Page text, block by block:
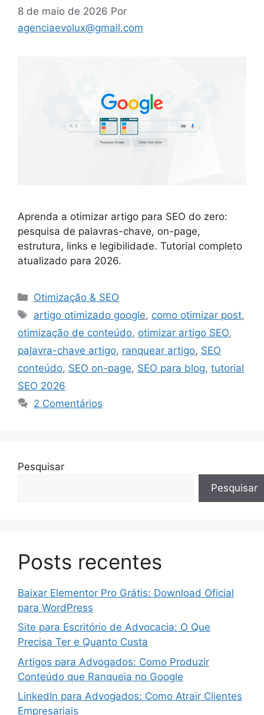
8 de maio de 2026 Por
agenciaevolux@gmail.com
Aprenda a otimizar artigo para SEO do zero:
pesquisa de palavras-chave, on-page,
estrutura, links e legibilidade. Tutorial completo
atualizado para 2026.
Categorias
Otimização & SEO
Tags
artigo otimizado google, como otimizar post,
otimização de conteúdo, otimizar artigo SEO,
palavra-chave artigo, ranquear artigo, SEO
conteúdo, SEO on-page, SEO para blog, tutorial
SEO 2026
2 Comentários
Pesquisar
Pesquisar
Posts recentes
Baixar Elementor Pro Grátis: Download Oficial
para WordPress
Site para Escritório de Advocacia: O Que
Precisa Ter e Quanto Custa
Artigos para Advogados: Como Produzir
Conteúdo que Ranqueia no Google
LinkedIn para Advogados: Como Atrair Clientes
Empresariais